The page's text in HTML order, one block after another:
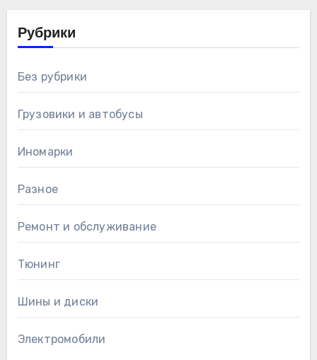
Рубрики
Без рубрики
Грузовики и автобусы
Иномарки
Разное
Ремонт и обслуживание
Тюнинг
Шины и диски
Электромобили